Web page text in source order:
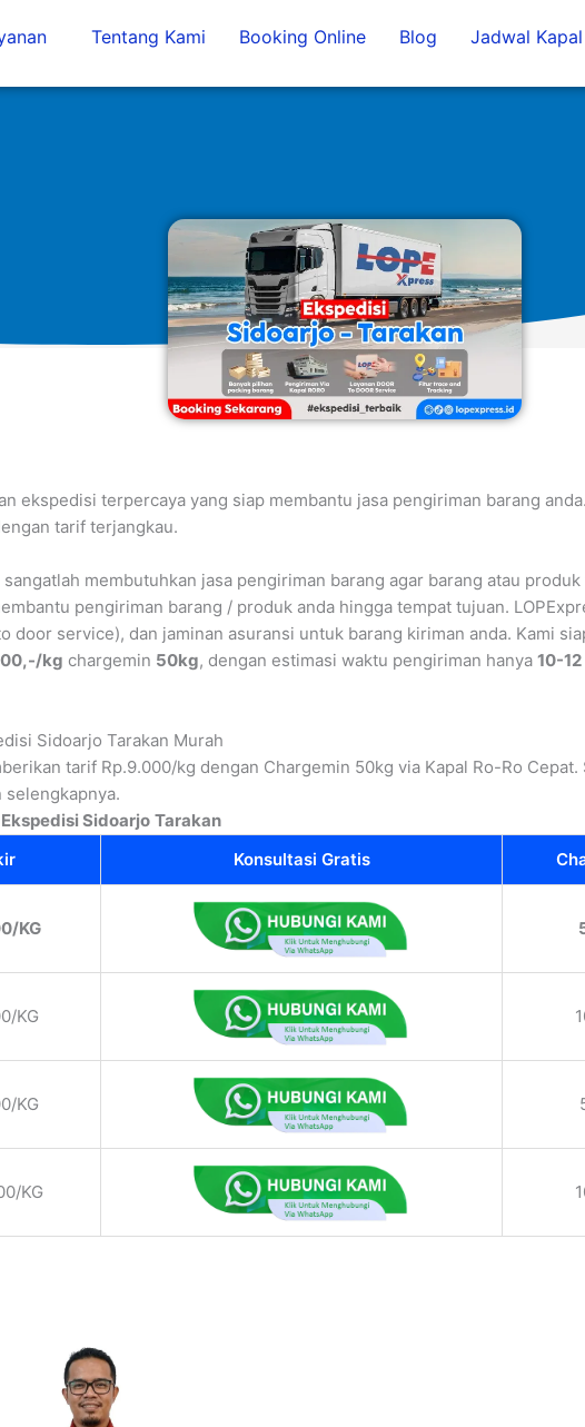
Tentang Kami Booking Online Blog Jadwal Kapal
ekspedisi terpercaya yang siap membantu jasa pengiriman barang
tarif terjangkau.
membutuhkan jasa pengiriman barang agar barang atau produk
pengiriman barang / produk anda hingga tempat tujuan.
service), dan jaminan asuransi untuk barang kiriman anda. Kami
kg chargemin 50kg, dengan estimasi waktu pengiriman hanya10-
Sidoarjo Tarakan Murah
tarif Rp.9.000/kg dengan Chargemin 50kg via Kapal Ro-Ro Cepat.
Sidoarjo Tarakan
Konsultasi Gratis
KG
KG
KG
KG